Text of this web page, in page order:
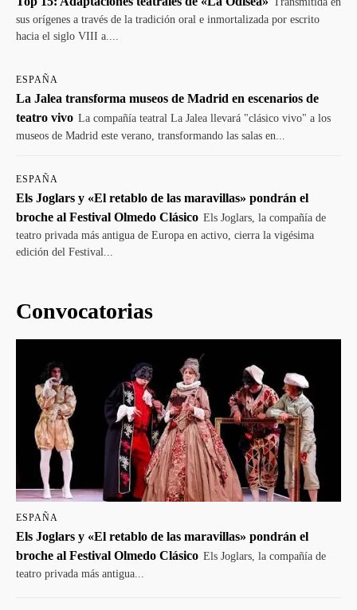
sus orígenes a través de la tradición oral e inmortalizada por escrito
hacia el siglo VIII a....
ESPAÑA
La Jalea transforma museos de Madrid en escenarios de
teatro vivo La compañía teatral La Jalea llevará "clásico vivo" a los
museos de Madrid este verano, transformando las salas en...
ESPAÑA
Els Joglars y «El retablo de las maravillas» pondrán el
broche al Festival Olmedo Clásico Els Joglars, la compañía de
teatro privada más antigua de Europa en activo, cierra la vigésima
edición del Festival...
Convocatorias
ESPAÑA
Els Joglars y «El retablo de las maravillas» pondrán el
broche al Festival Olmedo Clásico Els Joglars, la compañía de
teatro privada más antigua...